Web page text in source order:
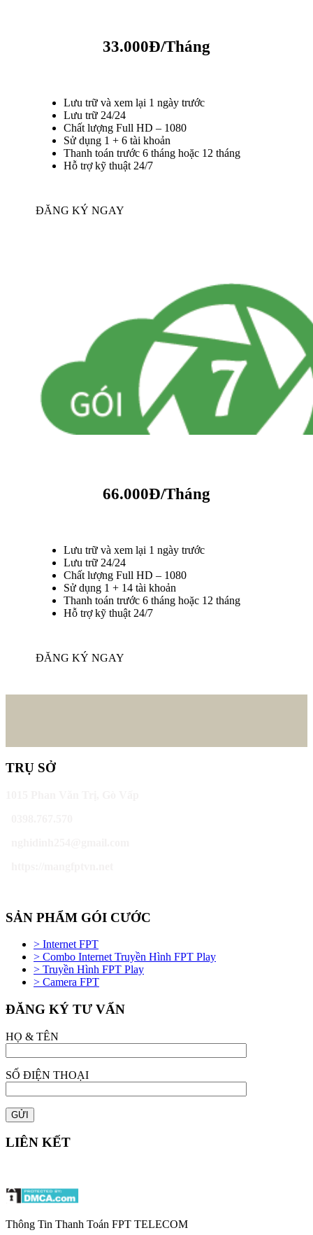
33.000Đ/Tháng
Lưu trữ và xem lại 1 ngày trước
Lưu trữ 24/24
Chất lượng Full HD – 1080
Sử dụng 1 + 6 tài khoản
Thanh toán trước 6 tháng hoặc 12 tháng
Hỗ trợ kỹ thuật 24/7
ĐĂNG KÝ NGAY
66.000Đ/Tháng
Lưu trữ và xem lại 1 ngày trước
Lưu trữ 24/24
Chất lượng Full HD – 1080
Sử dụng 1 + 14 tài khoản
Thanh toán trước 6 tháng hoặc 12 tháng
Hỗ trợ kỹ thuật 24/7
ĐĂNG KÝ NGAY
TRỤ SỞ
SẢN PHẨM GÓI CƯỚC
> Internet FPT
> Combo Internet Truyền Hình FPT Play
> Truyền Hình FPT Play
> Camera FPT
ĐĂNG KÝ TƯ VẤN
HỌ & TÊN
SỐ ĐIỆN THOẠI
LIÊN KẾT
Thông Tin Thanh Toán FPT TELECOM